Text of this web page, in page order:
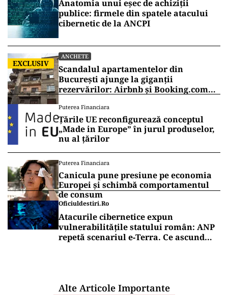
Anatomia unui eșec de achiziții
publice: firmele din spatele atacului
cibernetic de la ANCPI
EXCLUSIV
ANCHETE
Scandalul apartamentelor din
București ajunge la giganții
rezervărilor: Airbnb și Booking.com
Puterea Financiara
Țările UE reconfigurează conceptul
„Made in Europe” în jurul produselor,
nu al țărilor
Puterea Financiara
Canicula pune presiune pe economia
Europei și schimbă comportamentul
de consum
Oficiuldestiri.ro
Atacurile cibernetice expun
vulnerabilitățile statului român: ANP
repetă scenariul e‑Terra. Ce ascund
Alte Articole Importante